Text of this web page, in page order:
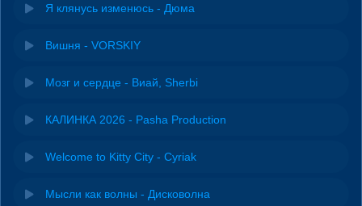
Я клянусь изменюсь - Дюма
Вишня - VORSKIY
Мозг и сердце - Виай, Sherbi
КАЛИНКА 2026 - Pasha Production
Welcome to Kitty City - Cyriak
Мысли как волны - Дисковолна